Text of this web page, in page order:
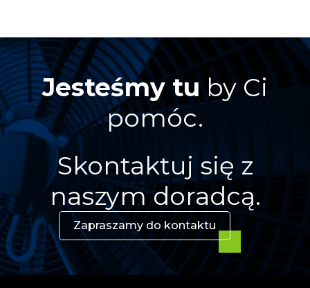
Jesteśmy tu by Ci
pomóc.
Skontaktuj się z
naszym doradcą.
Zapraszamy do kontaktu